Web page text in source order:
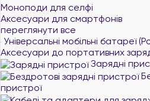
Моноподи для селфі
Аксесуари для смартфонів
переглянути все
Універсальні мобільні батареї
Аксесуари до портативних
Зарядні
пристрої